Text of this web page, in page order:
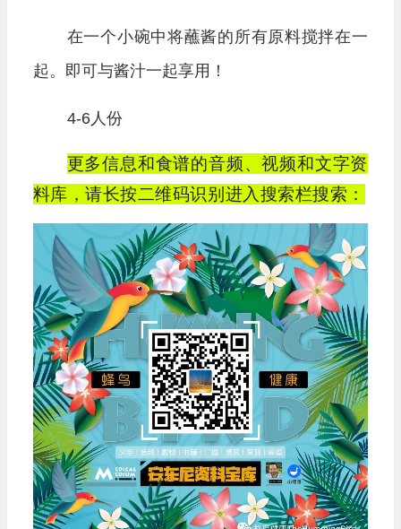
在一个小碗中将蘸酱的所有原料搅拌在一
起。即可与酱汁一起享用！
4-6人份
更多信息和食谱的音频、视频和文字资
料库，请长按二维码识别进入搜索栏搜索：